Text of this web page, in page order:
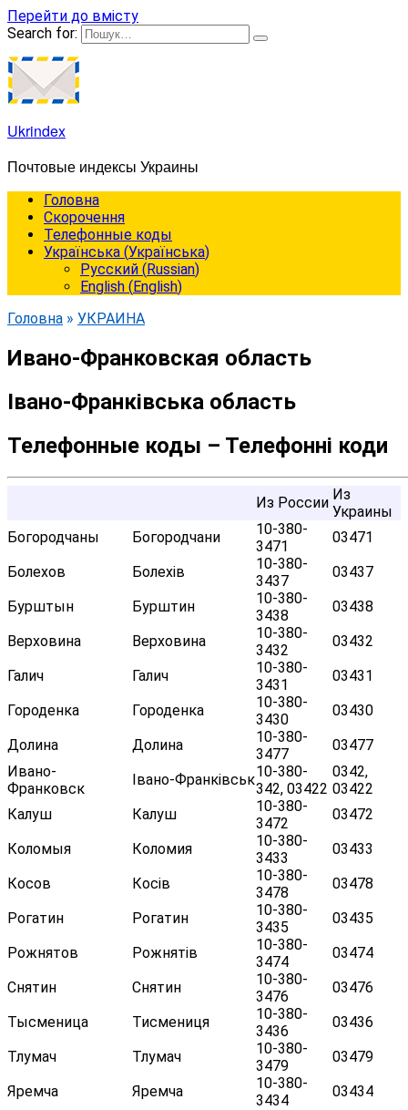
Перейти до вмісту
Search for:
Ukrindex
Почтовые индексы Украины
Головна
Cкорочення
Телефонные коды
Українська (Українська)
Русский (Russian)
English (English)
Головна » УКРАИНА
Ивано-Франковская область
Івано-Франківська область
Телефонные коды – Телефонні коди
Из России Из
Украины
Богородчаны
Богородчани
10-380-
3471
03471
Болехов
Болехів
10-380-
3437
03437
Бурштын
Бурштин
10-380-
3438
03438
Верховина
Верховина
10-380-
3432
03432
Галич
Галич
10-380-
3431
03431
Городенка
Городенка
10-380-
3430
03430
Долина
Долина
10-380-
3477
03477
Ивано-
Франковск
Івано-Франківськ10-380-
342, 03422
0342,
03422
Калуш
Калуш
10-380-
3472
03472
Коломыя
Коломия
10-380-
3433
03433
Косов
Косів
10-380-
3478
03478
Рогатин
Рогатин
10-380-
3435
03435
Рожнятов
Рожнятів
10-380-
3474
03474
Снятин
Снятин
10-380-
3476
03476
Тысменица
Тисмениця
10-380-
3436
03436
Тлумач
Тлумач
10-380-
3479
03479
Яремча
Яремча
10-380-
3434
03434